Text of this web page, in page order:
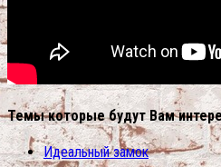
Темы которые будут Вам
Идеальный замок